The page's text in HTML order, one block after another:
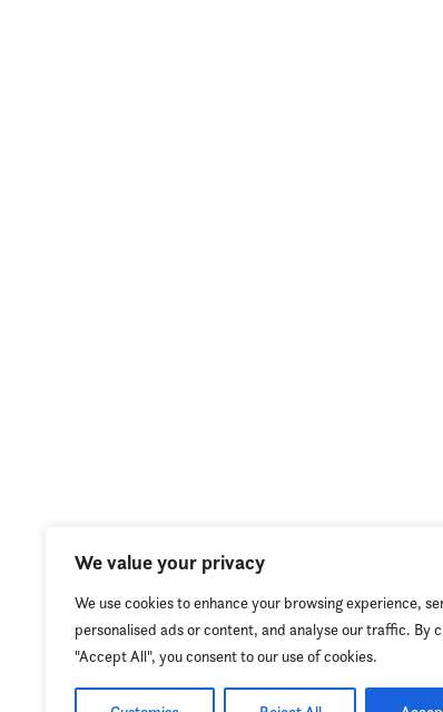
We value your privacy
We use cookies to enhance your browsing experience,
personalised ads or content, and analyse our traffic. By
"Accept All", you consent to our use of cookies.